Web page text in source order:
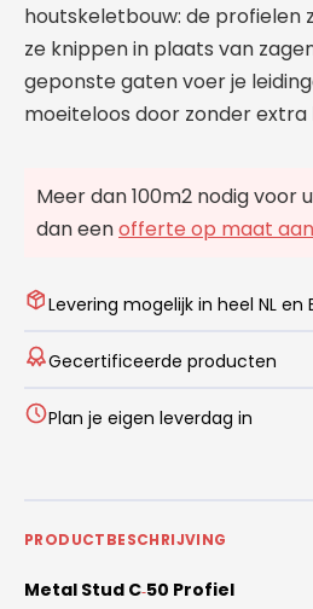
houtskeletbouw: de profielen
ze knippen in plaats van
geponste gaten voer je
moeiteloos door zonder extra
Meer dan 100m2 nodig voor
dan eenofferte op maat
Levering mogelijk in heel NL en
Gecertificeerde producten
Plan je eigen leverdag in
PRODUCTBESCHRIJVING
Metal Stud C‑50 Profiel